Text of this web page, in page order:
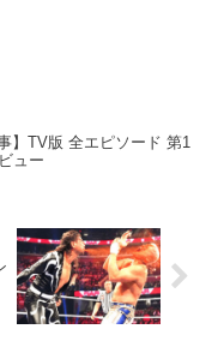
】TV版 全エピソード 第1
ュー